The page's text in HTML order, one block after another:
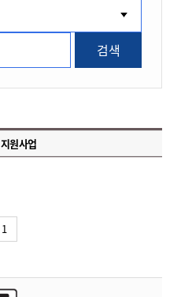
검색
지원사업
1